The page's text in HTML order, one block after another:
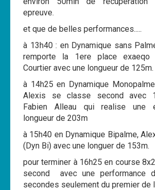
Archives
Voyages et séjours
Les formations
Niveau 1
Niveau 3
Niveau 4
Nitrox
epreuve.
et que de belles performances.....
à 13h40 : en Dynamique sans
remporte la 1ere place exaeqo
Courtier avec une longueur de 125m.
à 14h25 en Dynamique
Alexis se classe second avec
Fabien Alleau qui realise une
longueur de 203m
à 15h40 en Dynamique Bipalme,
(Dyn Bi) avec une longuer de 153m.
pour terminer à 16h25 en course
second avec une performance
secondes seulement du premier de